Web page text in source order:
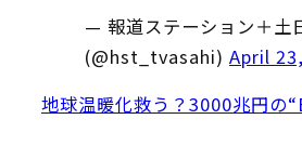
— 報道ステーション＋土
(@hst_tvasahi) April
地球温暖化救う？3000兆円の